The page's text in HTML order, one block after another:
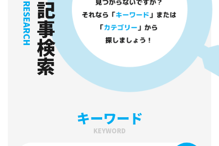
記事検索
RESEARCH
キーワード
KEYWORD